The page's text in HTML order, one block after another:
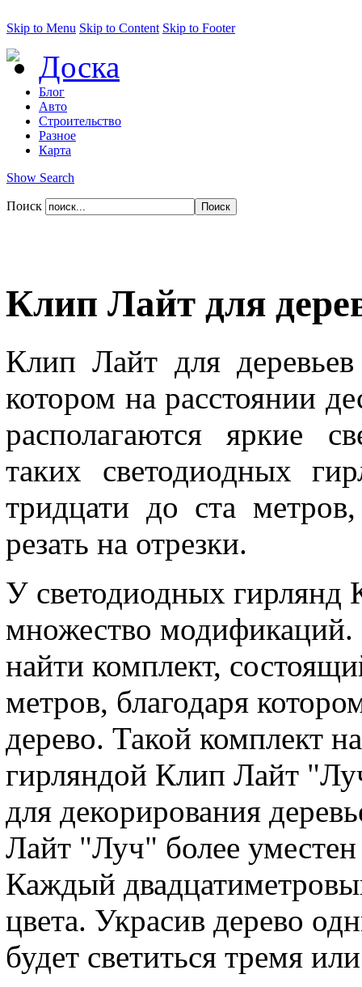
Skip to Menu Skip to Content Skip to Footer
Доска
Блог
Авто
Строительство
Разное
Карта
Show Search
Поиск
Клип Лайт для
Клип Лайт для
котором на расстоянии
располагаются яркие
таких светодиодных
тридцати до ста
резать на отрезки.
У светодиодных гирлянд
множество
найти комплект,
метров, благодаря
дерево. Такой комплект
гирляндой Клип Лайт
для декорирования
Лайт "Луч" более
Каждый
цвета. Украсив дерево
будет светиться тремя